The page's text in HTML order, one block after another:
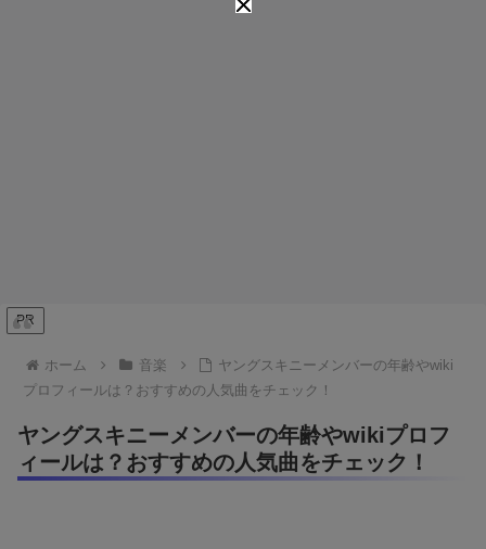
PR
ホーム 音楽
ヤングスキニーメンバーの年齢やwiki
プロフィールは？おすすめの人気曲をチェック！
ヤングスキニーメンバーの年齢やwikiプロフ
ィールは？おすすめの人気曲をチェック！